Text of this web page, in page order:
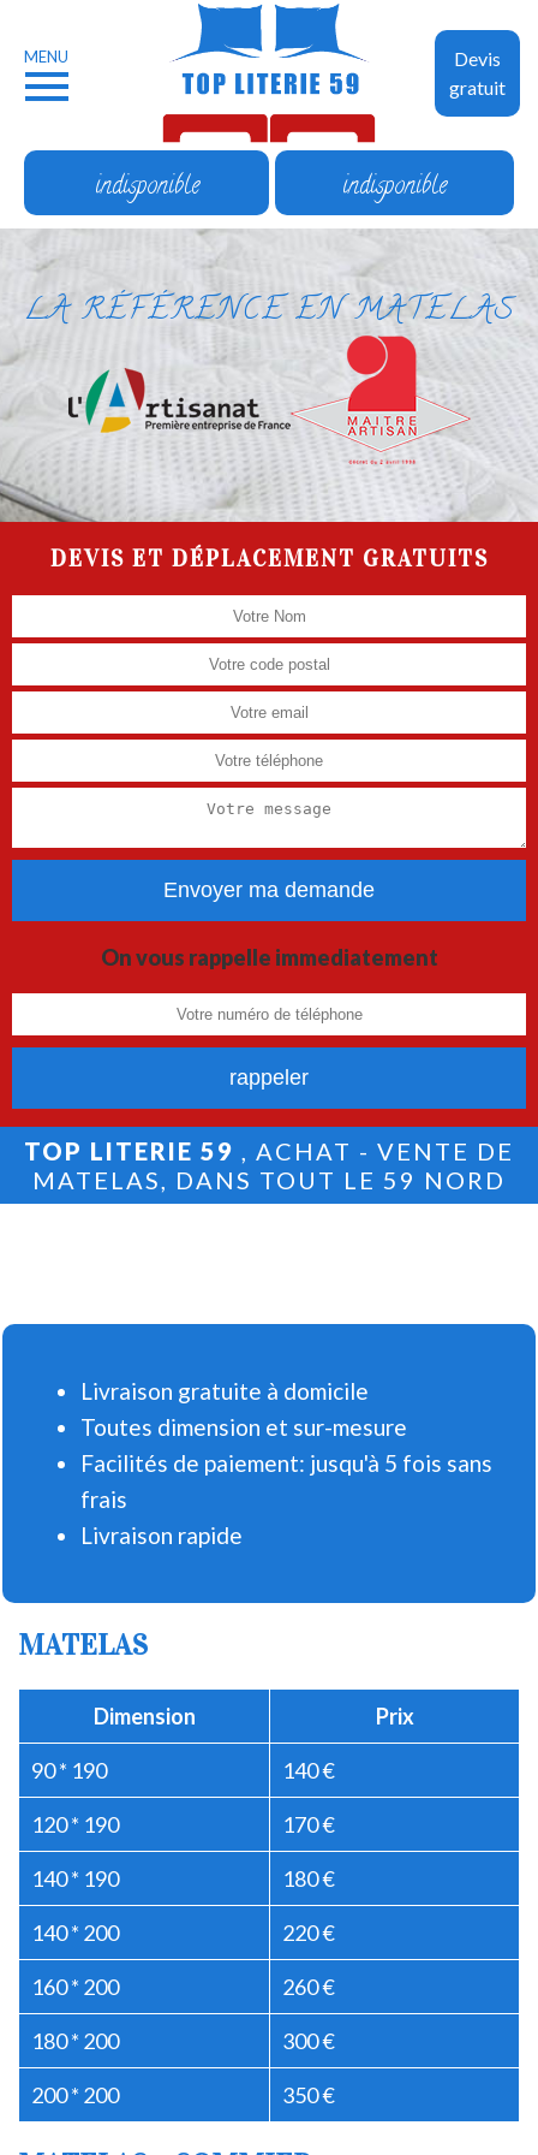
Devis
gratuit
MENU
indisponible indisponible
LA RÉFÉRENCE EN MATELAS
DEVIS ET DÉPLACEMENT GRATUITS
On vous rappelle immediatement
TOP LITERIE 59 , ACHAT - VENTE DE
MATELAS, DANS TOUT LE 59 NORD
Livraison gratuite à domicile
Toutes dimension et sur-mesure
Facilités de paiement: jusqu'à 5 fois sans
frais
Livraison rapide
MATELAS
Dimension Prix
90 * 190 140 €
120 * 190 170 €
140 * 190 180 €
140 * 200 220 €
160 * 200 260 €
180 * 200 300 €
200 * 200 350 €